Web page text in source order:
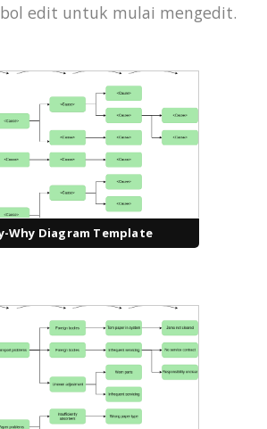
edit untuk mulai mengedit.
Why Diagram Template